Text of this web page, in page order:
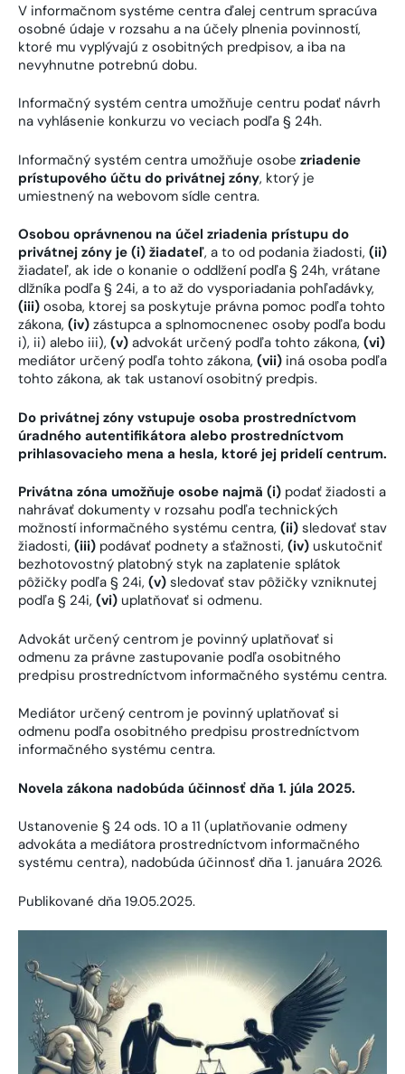
V informačnom systéme centra ďalej centrum spracúva
osobné údaje v rozsahu a na účely plnenia povinností,
ktoré mu vyplývajú z osobitných predpisov, a iba na
nevyhnutne potrebnú dobu.
Informačný systém centra umožňuje centru podať návrh
na vyhlásenie konkurzu vo veciach podľa § 24h.
Informačný systém centra umožňuje osobe zriadenie
prístupového účtu do privátnej zóny, ktorý je
umiestnený na webovom sídle centra.
Osobou oprávnenou na účel zriadenia prístupu do
privátnej zóny je (i) žiadateľ, a to od podania žiadosti, (ii)
žiadateľ, ak ide o konanie o oddlžení podľa § 24h, vrátane
dlžníka podľa § 24i, a to až do vysporiadania pohľadávky,
(iii) osoba, ktorej sa poskytuje právna pomoc podľa tohto
zákona, (iv) zástupca a splnomocnenec osoby podľa bodu
i), ii) alebo iii), (v) advokát určený podľa tohto zákona, (vi)
mediátor určený podľa tohto zákona, (vii) iná osoba podľa
tohto zákona, ak tak ustanoví osobitný predpis.
Do privátnej zóny vstupuje osoba prostredníctvom
úradného autentifikátora alebo prostredníctvom
prihlasovacieho mena a hesla, ktoré jej pridelí centrum.
Privátna zóna umožňuje osobe najmä (i) podať žiadosti a
nahrávať dokumenty v rozsahu podľa technických
možností informačného systému centra, (ii) sledovať stav
žiadosti, (iii) podávať podnety a sťažnosti, (iv) uskutočniť
bezhotovostný platobný styk na zaplatenie splátok
pôžičky podľa § 24i, (v) sledovať stav pôžičky vzniknutej
podľa § 24i, (vi) uplatňovať si odmenu.
Advokát určený centrom je povinný uplatňovať si
odmenu za právne zastupovanie podľa osobitného
predpisu prostredníctvom informačného systému centra.
Mediátor určený centrom je povinný uplatňovať si
odmenu podľa osobitného predpisu prostredníctvom
informačného systému centra.
Novela zákona nadobúda účinnosť dňa 1. júla 2025.
Ustanovenie § 24 ods. 10 a 11 (uplatňovanie odmeny
advokáta a mediátora prostredníctvom informačného
systému centra), nadobúda účinnosť dňa 1. januára 2026.
Publikované dňa 19.05.2025.